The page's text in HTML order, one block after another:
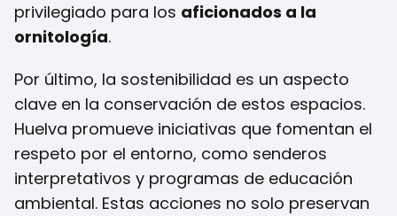
privilegiado para los aficionados a la
ornitología.
Por último, la sostenibilidad es un aspecto
clave en la conservación de estos espacios.
Huelva promueve iniciativas que fomentan el
respeto por el entorno, como senderos
interpretativos y programas de educación
ambiental. Estas acciones no solo preservan